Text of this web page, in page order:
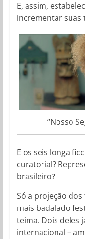
E, assim,
incrementar suas
“Nosso
E os seis longa
curatorial?
brasileiro?
Só a projeção
mais badalado
teima. Dois deles
internacional –